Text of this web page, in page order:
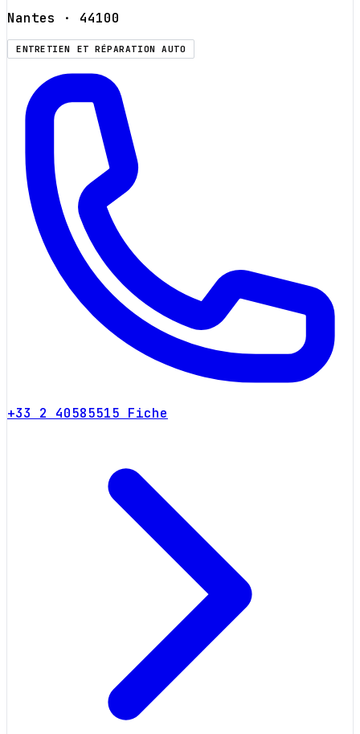
Nantes · 44100
ENTRETIEN ET RÉPARATION AUTO
+33 2 40585515 Fiche